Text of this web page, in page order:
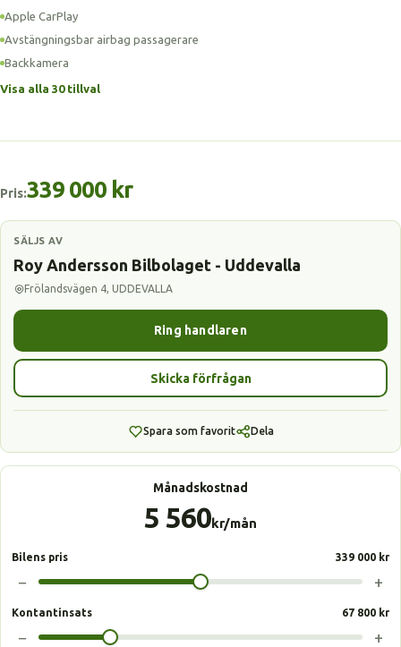
Apple CarPlay
Avstängningsbar airbag passagerare
Backkamera
Visa alla 30 tillval
Pris:339 000 kr
SÄLJS AV
Roy Andersson Bilbolaget - Uddevalla
Frölandsvägen 4, UDDEVALLA
Ring handlaren
Skicka förfrågan
Spara som favorit Dela
Månadskostnad
5 560kr/mån
Bilens pris 339 000 kr
− +
Kontantinsats 67 800 kr
− +